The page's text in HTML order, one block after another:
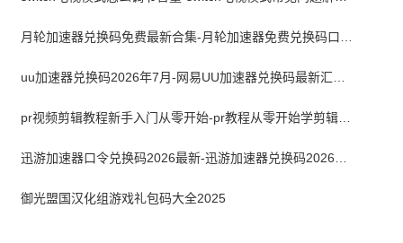
pr视频剪辑教程新手入门从零开始-pr教程从零开始学剪辑全集免费
御光盟国汉化组游戏礼包码大全2025